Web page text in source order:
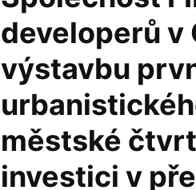
developerů v
výstavbu
městské
investici v